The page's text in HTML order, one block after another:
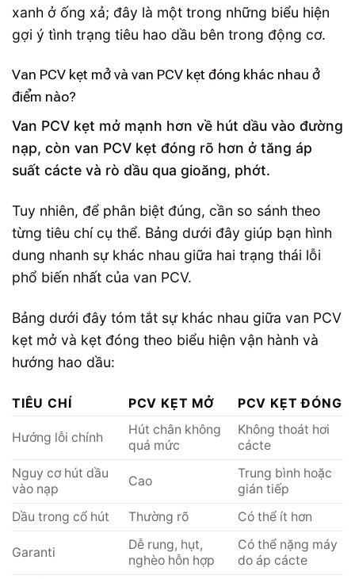
xanh ở ống xả; đây là một trong những biểu hiện
gợi ý tình trạng tiêu hao dầu bên trong động cơ.
Van PCV kẹt mở và van PCV kẹt đóng khác nhau ở
điểm nào?
Van PCV kẹt mở mạnh hơn về hút dầu vào đường
nạp, còn van PCV kẹt đóng rõ hơn ở tăng áp
suất cácte và rò dầu qua gioăng, phớt.
Tuy nhiên, để phân biệt đúng, cần so sánh theo
từng tiêu chí cụ thể. Bảng dưới đây giúp bạn hình
dung nhanh sự khác nhau giữa hai trạng thái lỗi
phổ biến nhất của van PCV.
Bảng dưới đây tóm tắt sự khác nhau giữa van PCV
kẹt mở và kẹt đóng theo biểu hiện vận hành và
hướng hao dầu:
TIÊU CHÍ PCV KẸT MỞ PCV KẸT ĐÓNG
Hướng lỗi chính
Hút chân không
quá mức
Không thoát hơi
cácte
Nguy cơ hút dầu
vào nạp
Cao
Trung bình hoặc
gián tiếp
Dầu trong cổ hút
Thường rõ Có thể ít hơn
Garanti
Dễ rung, hụt,
nghèo hỗn hợp
Có thể nặng máy
do áp cácte